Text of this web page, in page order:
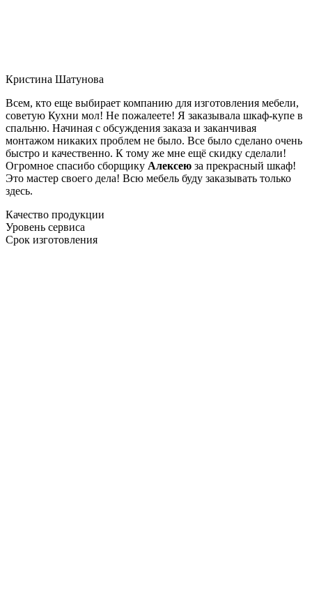
Кристина Шатунова
Всем, кто еще выбирает компанию для изготовления мебели,
советую Кухни мол! Не пожалеете! Я заказывала шкаф-купе в
спальню. Начиная с обсуждения заказа и заканчивая
монтажом никаких проблем не было. Все было сделано очень
быстро и качественно. К тому же мне ещё скидку сделали!
Огромное спасибо сборщику Алексею за прекрасный шкаф!
Это мастер своего дела! Всю мебель буду заказывать только
здесь.
Качество продукции
Уровень сервиса
Срок изготовления